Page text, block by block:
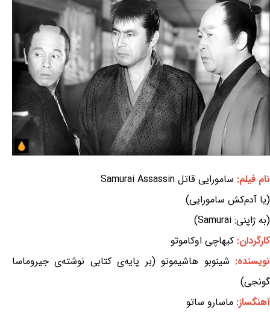
نام فیلم: سامورایی قاتل Samurai Assassin
(یا آدم‌کش سامورایی)
(به ژاپنی: Samurai)
کارگردان: کیهاچی اوکاموتو
نویسنده: شینوبو هاشیموتو (بر پایه‌ی کتابی نوشته‌ی جیروماسا
گونجی)
آهنگساز: ماسارو ساتو